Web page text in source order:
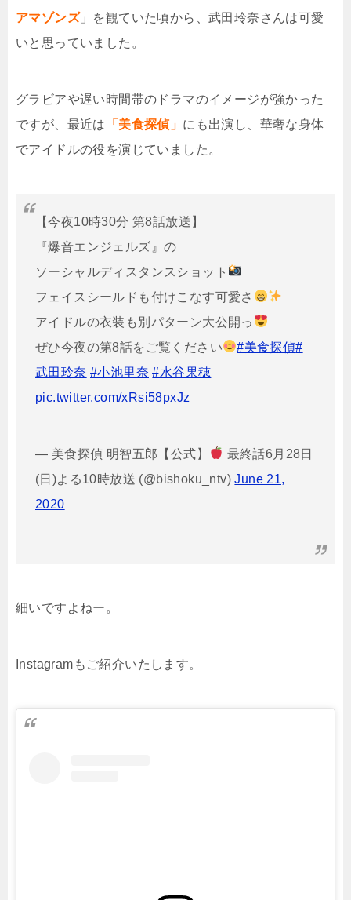
アマゾンズ」を観ていた頃から、武田玲奈さんは可愛
いと思っていました。
グラビアや遅い時間帯のドラマのイメージが強かった
ですが、最近は
「美食探偵」 にも出演し、華奢な身体
でアイドルの役を演じていました。
【今夜10時30分 第8話放送】
『爆音エンジェルズ』の
ソーシャルディスタンスショット
フェイスシールドも付けこなす可愛さ
アイドルの衣装も別パターン大公開っ
ぜひ今夜の第8話をご覧ください
#美食探偵#
武田玲奈 #小池里奈 #水谷果穂
pic.twitter.com/xRsi58pxJz
— 美食探偵 明智五郎【公式】
最終話6月28日
(日)よる10時放送 (@bishoku_ntv)June 21,
2020
細いですよねー。
Instagramもご紹介いたします。